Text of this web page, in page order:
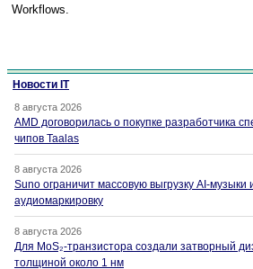
Workflows.
Новости IT
8 августа 2026
AMD договорилась о покупке разработчика
чипов Taalas
8 августа 2026
Suno ограничит массовую выгрузку AI-музыки
аудиомаркировку
8 августа 2026
Для MoS₂-транзистора создали затворный
толщиной около 1 нм